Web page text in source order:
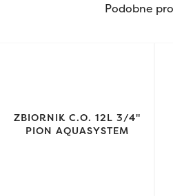
Podobne
ZBIORNIK C.O. 12L 3/4"
PION AQUASYSTEM